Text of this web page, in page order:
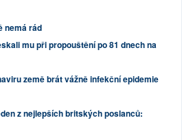
nemá rád
mu při propouštění po 81 dnech na
země brát vážně infekční epidemie
z nejlepších britských poslanců: